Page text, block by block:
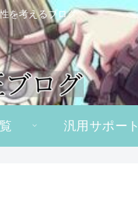
を考えるブログ
汎用サポート